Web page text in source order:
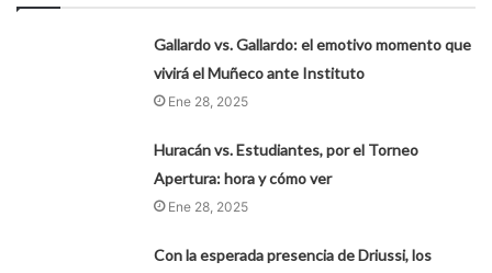
Gallardo vs. Gallardo: el emotivo momento que
vivirá el Muñeco ante Instituto
Ene 28, 2025
Huracán vs. Estudiantes, por el Torneo
Apertura: hora y cómo ver
Ene 28, 2025
Con la esperada presencia de Driussi, los